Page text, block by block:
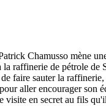
Chamusso mène
la raffinerie de pétrole de
faire sauter la
aller encourager son
visite en secret au fils